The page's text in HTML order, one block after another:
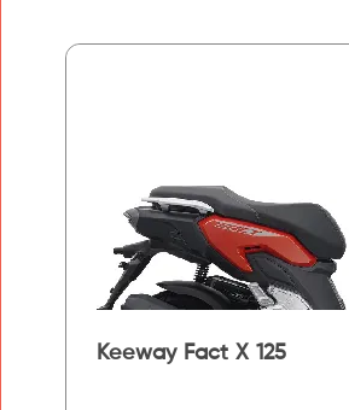
Keeway Fact X 125